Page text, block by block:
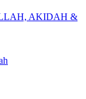
AKIDAH &